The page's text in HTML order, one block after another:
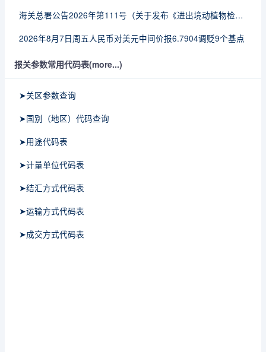
海关总署公告2026年第111号（关于发布《进出境动植物检疫处理监督管理工作规定》《进出境卫生处理监督管理工作规定》的公告）
2026年8月7日周五人民币对美元中间价报6.7904调贬9个基点
报关参数常用代码表(more...)
➤关区参数查询
➤国别（地区）代码查询
➤用途代码表
➤计量单位代码表
➤结汇方式代码表
➤运输方式代码表
➤成交方式代码表